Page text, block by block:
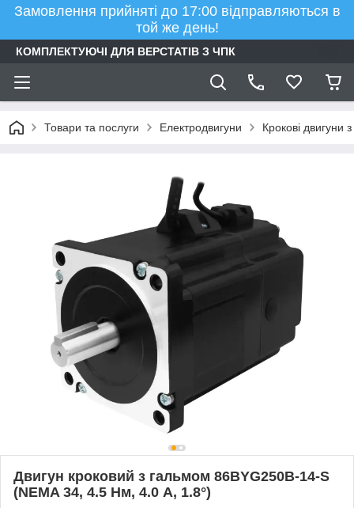
Замовлення прийняті до 17:00 відправляються в
той же день!
КОМПЛЕКТУЮЧІ ДЛЯ ВЕРСТАТІВ З ЧПК
Товари та послуги Електродвигуни Крокові двигуни
Двигун кроковий з гальмом 86BYG250B-14-S
(NEMA 34, 4.5 Нм, 4.0 А, 1.8°)